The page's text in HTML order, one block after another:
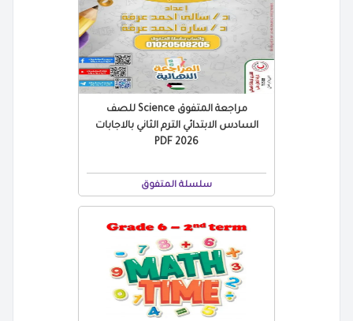
مراجعة المتفوق Science للصف
السادس الابتدائي الترم الثاني بالاجابات
2026 PDF
سلسلة المتفوق